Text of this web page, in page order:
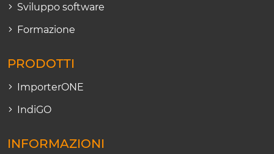
Sviluppo software
Formazione
PRODOTTI
ImporterONE
IndiGO
INFORMAZIONI